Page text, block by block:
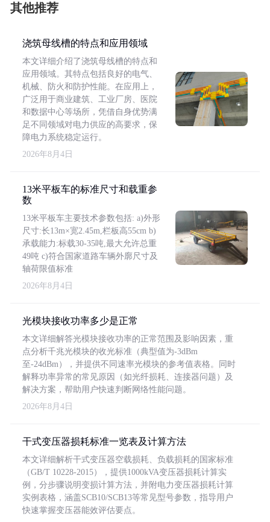
其他推荐
浇筑母线槽的特点和应用领域
本文详细介绍了浇筑母线槽的特点和
应用领域。其特点包括良好的电气、
机械、防火和防护性能。在应用上，
广泛用于商业建筑、工业厂房、医院
和数据中心等场所，凭借自身优势满
足不同领域对电力供应的高要求，保
障电力系统稳定运行。
2026年8月4日
13米平板车的标准尺寸和载重参
数
13米平板车主要技术参数包括: a)外形
尺寸:长13m×宽2.45m,栏板高55cm b)
承载能力:标载30-35吨,最大允许总重
49吨 c)符合国家道路车辆外廓尺寸及
轴荷限值标准
2026年8月4日
光模块接收功率多少是正常
本文详细解答光模块接收功率的正常范围及影响因素，重
点分析千兆光模块的收光标准（典型值为-3dBm
至-24dBm），并提供不同速率光模块的参考值表格。同时
解释功率异常的常见原因（如光纤损耗、连接器问题）及
解决方案，帮助用户快速判断网络性能问题。
2026年8月4日
干式变压器损耗标准一览表及计算方法
本文详细解析干式变压器空载损耗、负载损耗的国家标准
（GB/T 10228-2015），提供1000kVA变压器损耗计算实
例，分步骤说明变损计算方法，并附电力变压器损耗计算
实例表格，涵盖SCB10/SCB13等常见型号参数，指导用户
快速掌握变压器能效评估要点。